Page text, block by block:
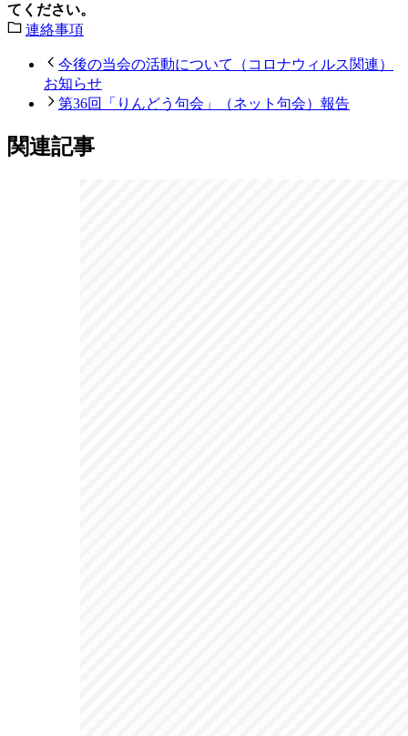
てください。
連絡事項
今後の当会の活動について（コロナウィルス関連）
お知らせ
第36回「りんどう句会」（ネット句会）報告
関連記事